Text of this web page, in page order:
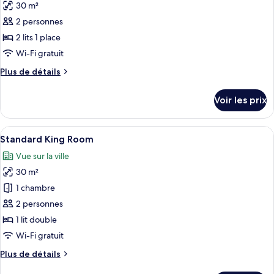
Villa
photos
pour
ce
type
chambre :
Room
30 m²
2 personnes
2 lits 1 place
Wi-Fi gratuit
Plus de détails
Plus
le
type
de
Standard
Twin
Room
Voir les prix
Afficher
toutes
les
photos
pour
ce
type
de
chambre :
Standard
Une chambre d’hôtel avec un lit,
18
Standard King Room
Vue sur la ville
30 m²
1 chambre
2 personnes
1 lit double
Wi-Fi gratuit
Plus de détails
Plus